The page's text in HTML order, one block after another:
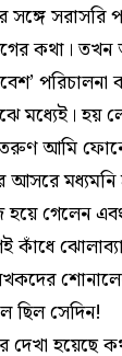
সরাসরি
কথা। তখন
মধ্যেই। হয়
আমি
আসরে
গেলেন এবং
শোনালেন
ছিল সেদিন!
হয়েছে